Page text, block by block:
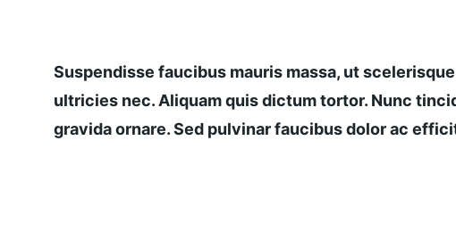
Suspendisse faucibus mauris massa, ut
ultricies nec. Aliquam quis dictum tortor. Nunc
gravida ornare. Sed pulvinar faucibus dolor ac